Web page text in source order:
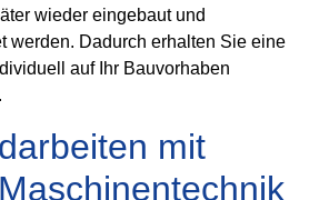
wieder eingebaut und
werden. Dadurch erhalten Sie eine
auf Ihr Bauvorhaben
mit